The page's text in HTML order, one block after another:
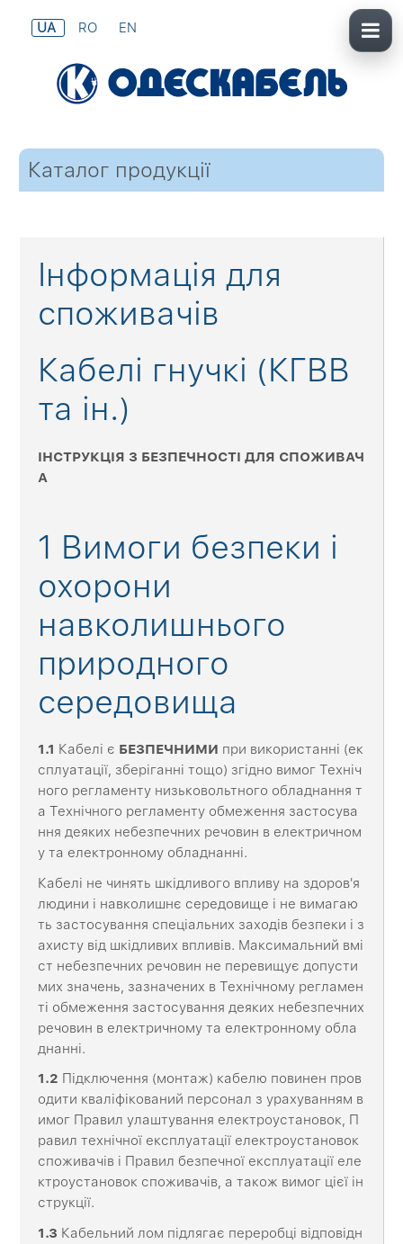
UA RO EN
Каталог продукції
Інформація для
споживачів
Кабелі гнучкі (КГВВ
та ін.)
ІНСТРУКЦІЯ З БЕЗПЕЧНОСТІ ДЛЯ СПОЖИВАЧ
А
1 Вимоги безпеки і
охорони
навколишнього
природного
середовища
1.1 Кабелі є БЕЗПЕЧНИМИ при використанні (ек
сплуатації, зберіганні тощо) згідно вимог Техніч
ного регламенту низьковольтного обладнання т
а Технічного регламенту обмеження застосува
ння деяких небезпечних речовин в електричном
у та електронному обладнанні.
Кабелі не чинять шкідливого впливу на здоров'я
людини і навколишнє середовище і не вимагаю
ть застосування спеціальних заходів безпеки і з
ахисту від шкідливих впливів. Максимальний вмі
ст небезпечних речовин не перевищує допусти
мих значень, зазначених в Технічному регламен
ті обмеження застосування деяких небезпечних
речовин в електричному та електронному обла
днанні.
1.2 Підключення (монтаж) кабелю повинен пров
одити кваліфікований персонал з урахуванням в
имог Правил улаштування електроустановок, П
равил технічної експлуатації електроустановок
споживачів і Правил безпечної експлуатації еле
ктроустановок споживачів, а також вимог цієї ін
струкції.
1.3 Кабельний лом підлягає переробці відповідн